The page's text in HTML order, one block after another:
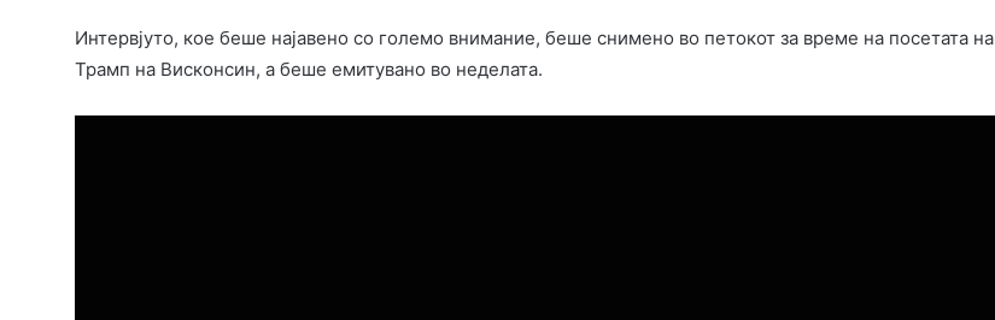
Интервјуто, кое беше најавено со големо внимание, беше снимено во петокот за време на посетата на
Трамп на Висконсин, а беше емитувано во неделата.